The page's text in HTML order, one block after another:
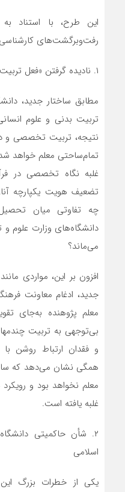
این طرح، با استناد به
رفت‌وبرگشت‌های
۱. نادیده گرفتن «فعل تربیت» در اقتضای دانشگاهی شدن
مطابق ساختار جدید،
تربیت بدنی و علوم
نتیجه، تربیت تخصصی و
تمام‌ساحتی معلم خواهد
غلبه نگاه تخصصی در
تضعیف هویت یکپارچه
چه تفاوتی میان
دانشگاه‌های وزارت علوم
می‌ماند؟
جدید، ادغام معاونت
معلم پژوهنده به‌جای
بی‌توجهی به تربیت
و فقدان ارتباط روشن
همگی نشان می‌دهد که
معلم نخواهد بود و
غلبه یافته است.
۲. شأن حاکمیتی
اسلامی
یکی از خطرات بزرگ